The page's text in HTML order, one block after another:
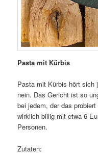
Pasta mit Kürbis
Pasta mit Kürbis hört sich
nein. Das Gericht ist so
bei jedem, der das
wirklich billig mit etwa 6
Personen.
Zutaten: